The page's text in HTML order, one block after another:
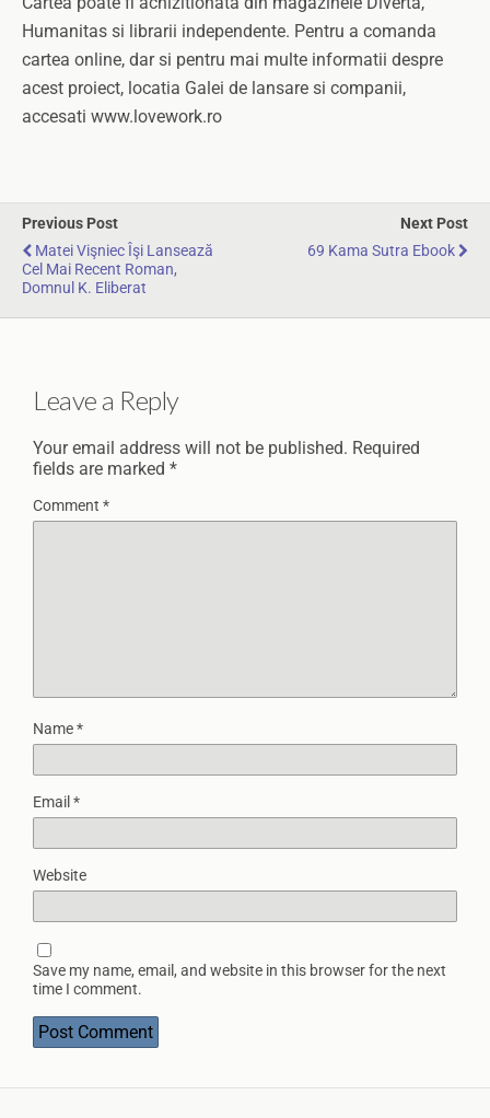
Humanitas si librarii independente. Pentru a comanda
cartea online, dar si pentru mai multe informatii despre
acest proiect, locatia Galei de lansare si companii,
accesati www.lovework.ro
Previous Post
Matei Vişniec Îşi Lansează
Cel Mai Recent Roman,
Domnul K. Eliberat
Next Post
69 Kama Sutra Ebook
Leave a Reply
Your email address will not be published. Required
fields are marked *
Comment *
Name*
Email *
Website
Save my name, email, and website in this browser for the next
time I comment.